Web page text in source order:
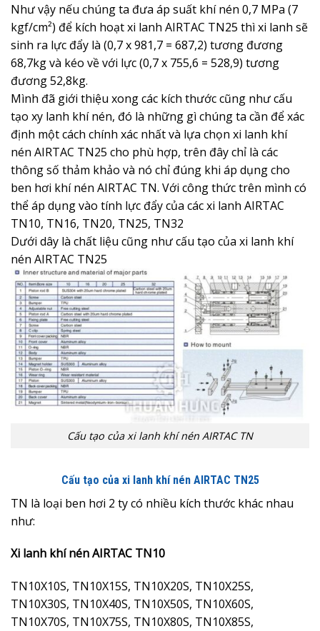
Như vậy nếu chúng ta đưa áp suất khí nén 0,7 MPa (7
kgf/cm²) để kích hoạt xi lanh AIRTAC TN25 thì xi lanh sẽ
sinh ra lực đẩy là (0,7 x 981,7 = 687,2) tương đương
68,7kg và kéo về với lực (0,7 x 755,6 = 528,9) tương
đương 52,8kg.
Mình đã giới thiệu xong các kích thước cũng như cấu
tạo xy lanh khí nén, đó là những gì chúng ta cần để xác
định một cách chính xác nhất và lựa chọn xi lanh khí
nén AIRTAC TN25 cho phù hợp, trên đây chỉ là các
thông số thảm khảo và nó chỉ đúng khi áp dụng cho
ben hơi khí nén AIRTAC TN. Với công thức trên mình có
thể áp dụng vào tính lực đẩy của các xi lanh AIRTAC
TN10, TN16, TN20, TN25, TN32
Dưới dây là chất liệu cũng như cấu tạo của xi lanh khí
nén AIRTAC TN25
Cấu tạo của xi lanh khí nén AIRTAC TN
Cấu tạo của xi lanh khí nén AIRTAC TN25
TN là loại ben hơi 2 ty có nhiều kích thước khác nhau
như:
Xi lanh khí nén AIRTAC TN10
TN10X10S, TN10X15S, TN10X20S, TN10X25S,
TN10X30S, TN10X40S, TN10X50S, TN10X60S,
TN10X70S, TN10X75S, TN10X80S, TN10X85S,